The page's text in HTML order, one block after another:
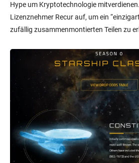
Hype um Kryptotechnologie
Lizenznehmer Recur auf, um ein
zufällig zusammenmontierten Teilen zu